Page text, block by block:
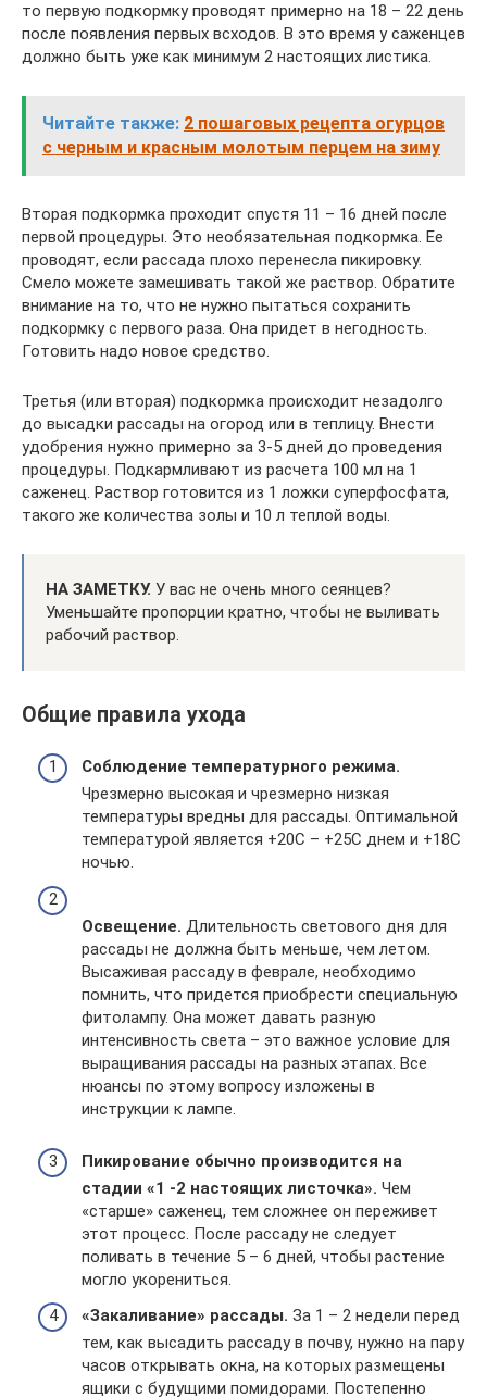
то первую подкормку проводят примерно на 18 – 22 день
после появления первых всходов. В это время у саженцев
должно быть уже как минимум 2 настоящих листика.
Читайте также: 2 пошаговых рецепта огурцов
с черным и красным молотым перцем на зиму
Вторая подкормка проходит спустя 11 – 16 дней после
первой процедуры. Это необязательная подкормка. Ее
проводят, если рассада плохо перенесла пикировку.
Смело можете замешивать такой же раствор. Обратите
внимание на то, что не нужно пытаться сохранить
подкормку с первого раза. Она придет в негодность.
Готовить надо новое средство.
Третья (или вторая) подкормка происходит незадолго
до высадки рассады на огород или в теплицу. Внести
удобрения нужно примерно за 3-5 дней до проведения
процедуры. Подкармливают из расчета 100 мл на 1
саженец. Раствор готовится из 1 ложки суперфосфата,
такого же количества золы и 10 л теплой воды.
НА ЗАМЕТКУ. У вас не очень много сеянцев?
Уменьшайте пропорции кратно, чтобы не выливать
рабочий раствор.
Общие правила ухода
Соблюдение температурного режима.
Чрезмерно высокая и чрезмерно низкая
температуры вредны для рассады. Оптимальной
температурой является +20С – +25С днем и +18С
ночью.
Освещение. Длительность светового дня для
рассады не должна быть меньше, чем летом.
Высаживая рассаду в феврале, необходимо
помнить, что придется приобрести специальную
фитолампу. Она может давать разную
интенсивность света – это важное условие для
выращивания рассады на разных этапах. Все
нюансы по этому вопросу изложены в
инструкции к лампе.
Пикирование обычно производится на
стадии «1 -2 настоящих листочка». Чем
«старше» саженец, тем сложнее он переживет
этот процесс. После рассаду не следует
поливать в течение 5 – 6 дней, чтобы растение
могло укорениться.
«Закаливание» рассады. За 1 – 2 недели перед
тем, как высадить рассаду в почву, нужно на пару
часов открывать окна, на которых размещены
ящики с будущими помидорами. Постепенно